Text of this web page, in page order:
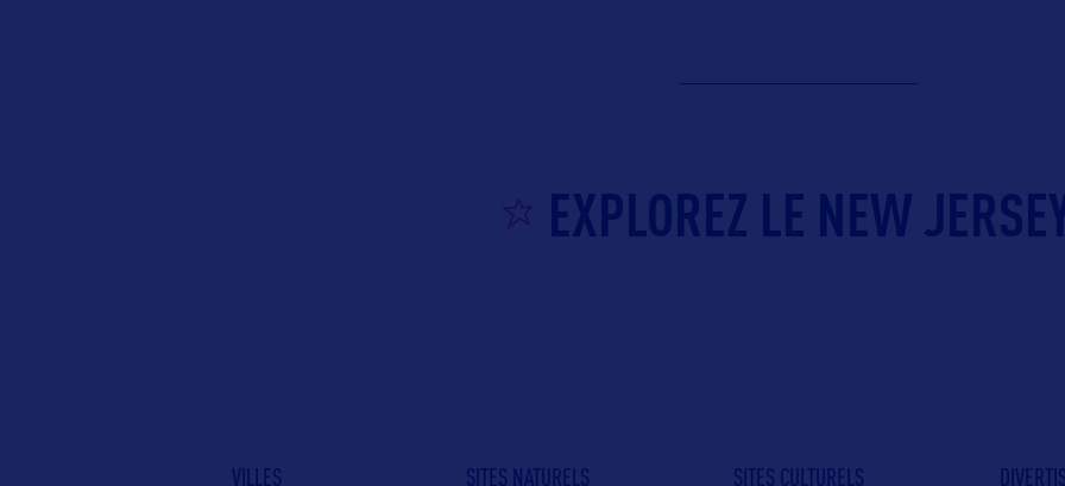
EXPLOREZ LE NEW
VILLES SITES NATURELS SITES CULTURELS